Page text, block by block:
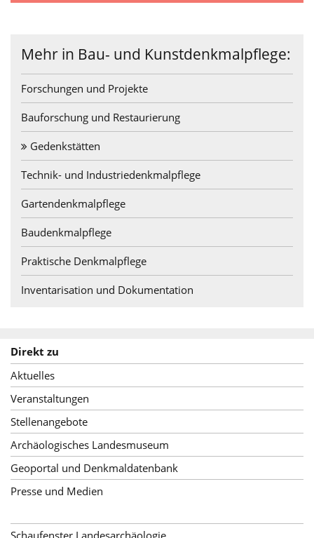
Mehr in Bau- und Kunstdenkmalpflege:
Forschungen und Projekte
Bauforschung und Restaurierung
Gedenkstätten
Technik- und Industriedenkmalpflege
Gartendenkmalpflege
Baudenkmalpflege
Praktische Denkmalpflege
Inventarisation und Dokumentation
Direkt zu
Aktuelles
Veranstaltungen
Stellenangebote
Archäologisches Landesmuseum
Geoportal und Denkmaldatenbank
Presse und Medien
Schaufenster Landesarchäologie